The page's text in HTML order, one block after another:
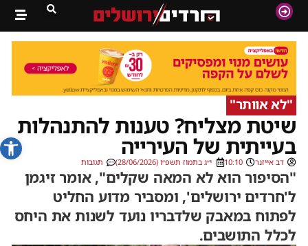
פתח
"לא אוותר"
שיטת מצליח? טענות להתנהלות
בעייתית של העירייה
דב אייזנר 10:10 י״ג בתמוז תשפ״ו (28/06/2026) תגובות
"הסיפור הוא לא המאה שקלים", אומר זיגמן
ל'חרדים ירושלים', ומסביר מדוע החליט
לפתוח במאבק שלדבריו נועד לשנות את היחס
לכלל התושבים.